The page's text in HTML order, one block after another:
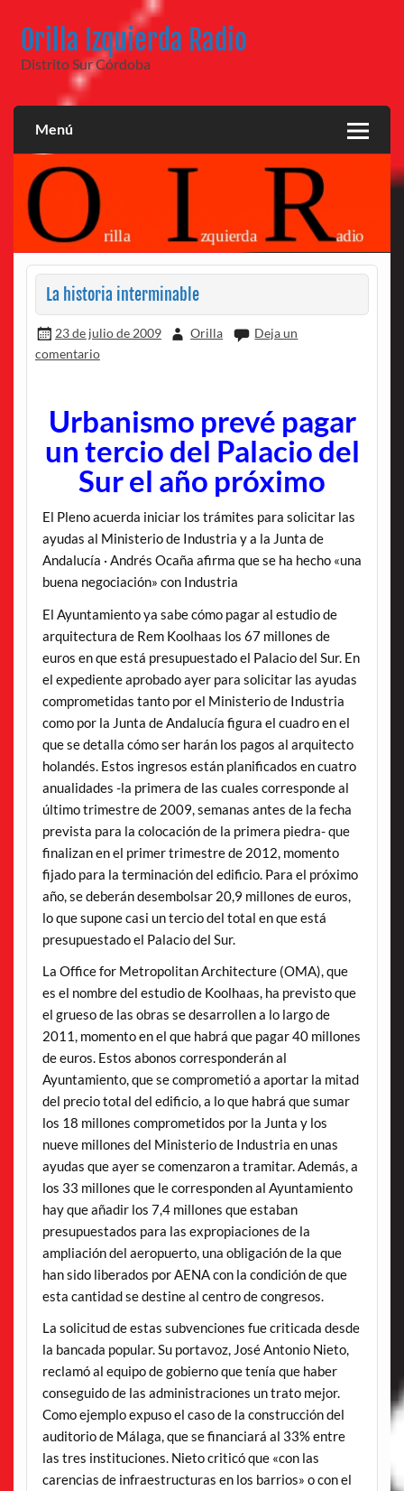
contenido
Orilla Izquierda Radio
Distrito Sur Córdoba
Menú
La historia interminable
23 de julio de 2009 Orilla
Deja un
comentario
Urbanismo prevé pagar
un tercio del Palacio del
Sur el año próximo
El Pleno acuerda iniciar los trámites para solicitar las
ayudas al Ministerio de Industria y a la Junta de
Andalucía · Andrés Ocaña afirma que se ha hecho «una
buena negociación» con Industria
El Ayuntamiento ya sabe cómo pagar al estudio de
arquitectura de Rem Koolhaas los 67 millones de
euros en que está presupuestado el Palacio del Sur. En
el expediente aprobado ayer para solicitar las ayudas
comprometidas tanto por el Ministerio de Industria
como por la Junta de Andalucía figura el cuadro en el
que se detalla cómo ser harán los pagos al arquitecto
holandés. Estos ingresos están planificados en cuatro
anualidades -la primera de las cuales corresponde al
último trimestre de 2009, semanas antes de la fecha
prevista para la colocación de la primera piedra- que
finalizan en el primer trimestre de 2012, momento
fijado para la terminación del edificio. Para el próximo
año, se deberán desembolsar 20,9 millones de euros,
lo que supone casi un tercio del total en que está
presupuestado el Palacio del Sur.
La Office for Metropolitan Architecture (OMA), que
es el nombre del estudio de Koolhaas, ha previsto que
el grueso de las obras se desarrollen a lo largo de
2011, momento en el que habrá que pagar 40 millones
de euros. Estos abonos corresponderán al
Ayuntamiento, que se comprometió a aportar la mitad
del precio total del edificio, a lo que habrá que sumar
los 18 millones comprometidos por la Junta y los
nueve millones del Ministerio de Industria en unas
ayudas que ayer se comenzaron a tramitar. Además, a
los 33 millones que le corresponden al Ayuntamiento
hay que añadir los 7,4 millones que estaban
presupuestados para las expropiaciones de la
ampliación del aeropuerto, una obligación de la que
han sido liberados por AENA con la condición de que
esta cantidad se destine al centro de congresos.
La solicitud de estas subvenciones fue criticada desde
la bancada popular. Su portavoz, José Antonio Nieto,
reclamó al equipo de gobierno que tenía que haber
conseguido de las administraciones un trato mejor.
Como ejemplo expuso el caso de la construcción del
auditorio de Málaga, que se financiará al 33% entre
las tres instituciones. Nieto criticó que «con las
carencias de infraestructuras en los barrios» o con el